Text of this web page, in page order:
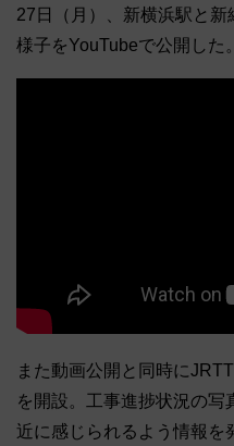
27日（月）、新横浜駅と
様子をYouTubeで公開した。
また動画公開と同時に
を開設。工事進捗状況の写
近に感じられるよう情報を